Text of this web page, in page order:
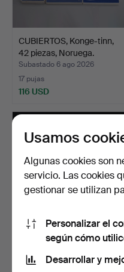
CUBIERTOS, Konge-tinn,
42 piezas, Noruega.
Subastado 6 ago 2026
17 pujas
116 USD
TAZAS DE TÉ, 24 piezas,
vidrio refractario…
Subastado 6 ago 2026
Usamos
Algunas cookies son
servicio. Las cookies
gestionar se utilizan
Personalizar el
según cómo
Desarrollar y